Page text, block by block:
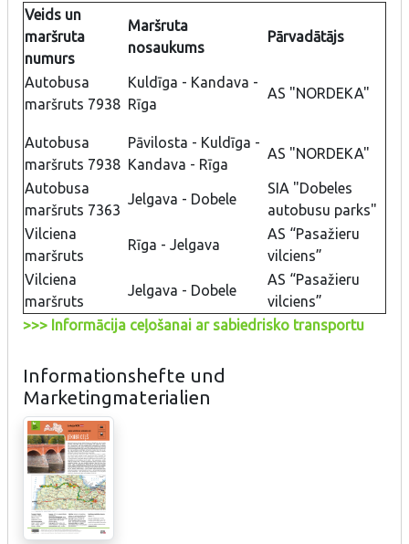
Veids un
maršruta
numurs
Maršruta
nosaukums
Pārvadātājs
Autobusa
maršruts 7938
Kuldīga - Kandava -
Rīga
AS "NORDEKA"
Autobusa
maršruts 7938
Pāvilosta - Kuldīga -
Kandava - Rīga
AS "NORDEKA"
Autobusa
maršruts 7363
Jelgava - Dobele
SIA "Dobeles
autobusu parks"
Vilciena
maršruts
Rīga - Jelgava
AS “Pasažieru
vilciens”
Vilciena
maršruts
Jelgava - Dobele
AS “Pasažieru
vilciens”
>>> Informācija ceļošanai ar sabiedrisko transportu
Informationshefte und
Marketingmaterialien